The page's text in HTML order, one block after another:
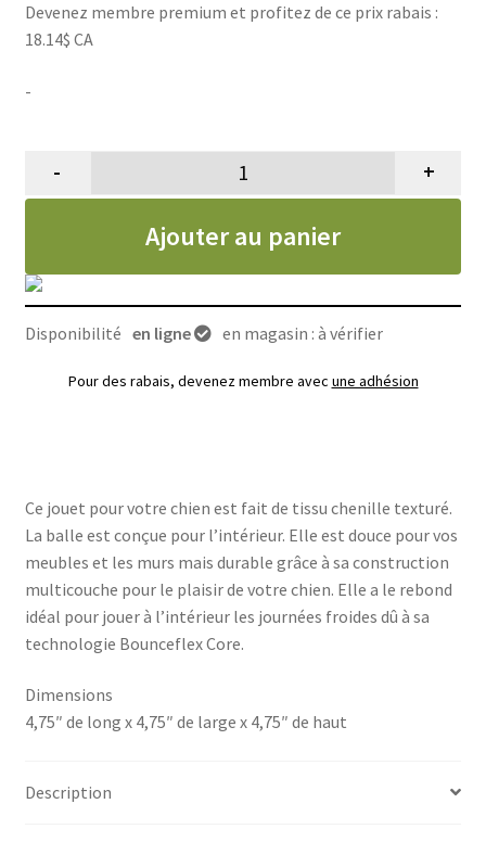
Devenez membre premium et profitez de ce prix rabais :
18.14$ CA
-
quantité de Balle d'intérieur
- +
Ajouter au panier
Disponibilité en ligne en magasin : à vérifier
Pour des rabais, devenez membre avec une adhésion
Ce jouet pour votre chien est fait de tissu chenille texturé.
La balle est conçue pour l’intérieur. Elle est douce pour vos
meubles et les murs mais durable grâce à sa construction
multicouche pour le plaisir de votre chien. Elle a le rebond
idéal pour jouer à l’intérieur les journées froides dû à sa
technologie Bounceflex Core.
Dimensions
4,75″ de long x 4,75″ de large x 4,75″ de haut
Description